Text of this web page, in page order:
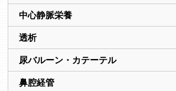
中心静脈栄養
透析
尿バルーン・カテーテル
鼻腔経管